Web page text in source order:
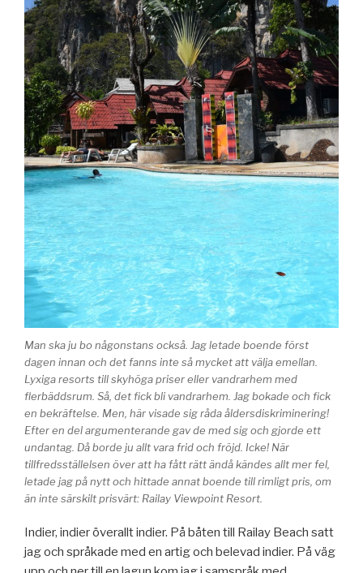
Man ska ju bo någonstans också. Jag letade boende först
dagen innan och det fanns inte så mycket att välja emellan.
Lyxiga resorts till skyhöga priser eller vandrarhem med
flerbäddsrum. Så, det fick bli vandrarhem. Jag bokade och fick
en bekräftelse. Men, här visade sig råda åldersdiskriminering!
Efter en del argumenterande gav de med sig och gjorde ett
undantag. Då borde ju allt vara frid och fröjd. Icke! När
tillfredsställelsen över att ha fått rätt ändå kändes allt mer fel,
letade jag på nytt och hittade annat boende till rimligt pris, om
än inte särskilt prisvärt: Railay Viewpoint Resort.
Indier, indier överallt indier. På båten till Railay Beach satt
jag och språkade med en artig och belevad indier. På väg